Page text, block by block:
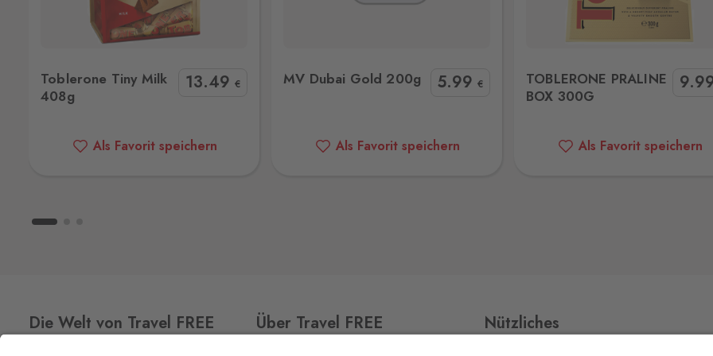
Hraničná 11, Kraslice,
Loučná pod Klínovcem
Loučná 198, Loučná pod Klínovcem -
5 Stk.
Mikulov
Drasenhofen
257 Stk.
Pomezí nad Ohří 56, Pomezí nad Ohří,
350 02
Toblerone Tiny Milk
408g
13.49 €
Als Favorit speichern
MV Dubai Gold 200g 5.99 €
Als Favorit speichern
TOBLERONE PRALINE
BOX 300G
9
Als Favorit speichern
Die Welt von Travel FREE Über Travel FREE Nützliches